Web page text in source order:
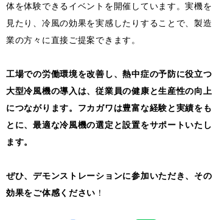
体を体験できるイベントを開催しています。実機を
見たり、冷風の効果を実感したりすることで、製造
業の方々に直接ご提案できます。
工場での労働環境を改善し、熱中症の予防に役立つ
大型冷風機の導入は、従業員の健康と生産性の向上
につながります。フカガワは豊富な経験と実績をも
とに、最適な冷風機の選定と設置をサポートいたし
ます。
ぜひ、デモンストレーションに参加いただき、その
効果をご体感ください ！